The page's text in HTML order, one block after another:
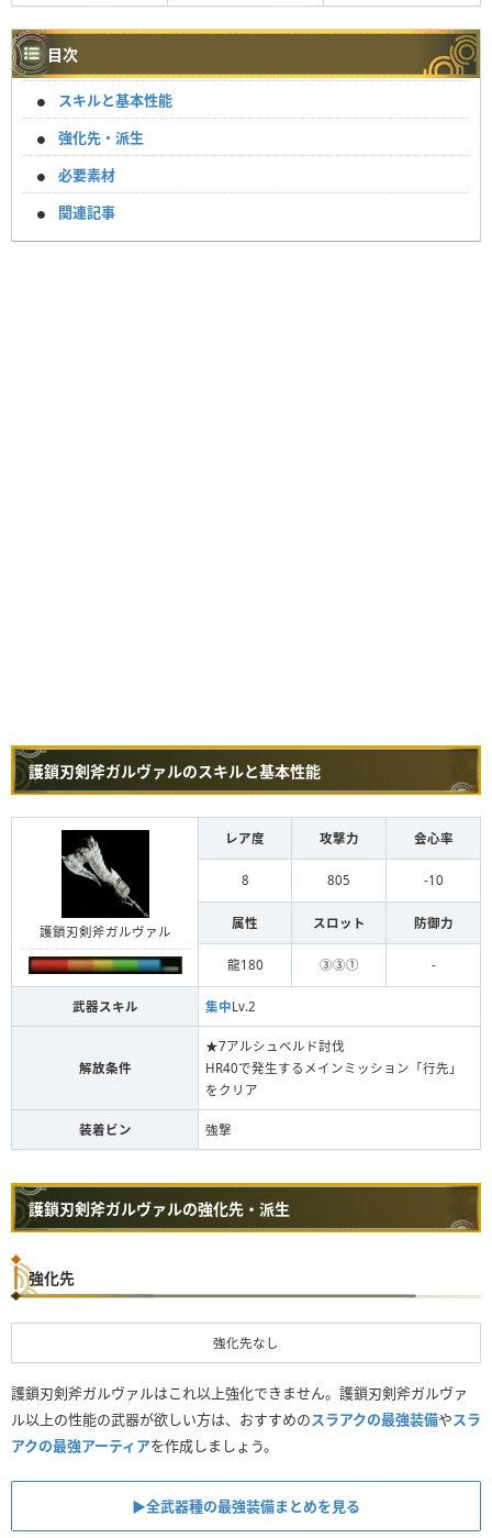
目次
スキルと基本性能
強化先・派生
必要素材
関連記事
護鎖刃剣斧ガルヴァルのスキルと基本性能
護鎖刃剣斧ガルヴァル
レア度 攻撃力 会心率
8 805 -10
属性 スロット 防御力
龍180 ③③① -
武器スキル 集中Lv.2
解放条件
★7アルシュベルド討伐
HR40で発生するメインミッション「行先」
をクリア
装着ビン 強撃
護鎖刃剣斧ガルヴァルの強化先・派生
強化先
強化先なし
護鎖刃剣斧ガルヴァルはこれ以上強化できません。護鎖刃剣斧ガルヴァ
ル以上の性能の武器が欲しい方は、おすすめのスラアクの最強装備やスラ
アクの最強アーティアを作成しましょう。
▶︎全武器種の最強装備まとめを見る